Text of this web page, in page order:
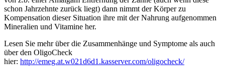
schon Jahrzehnte zurück liegt) dann nimmt der Körper zu
Kompensation dieser Situation ihre mit der Nahrung aufgenommen
Mineralien und Vitamine her.
Lesen Sie mehr über die Zusammenhänge und Symptome als auch
über den OligoCheck
hier: http://emeg.at.w021d6d1.kasserver.com/oligocheck/